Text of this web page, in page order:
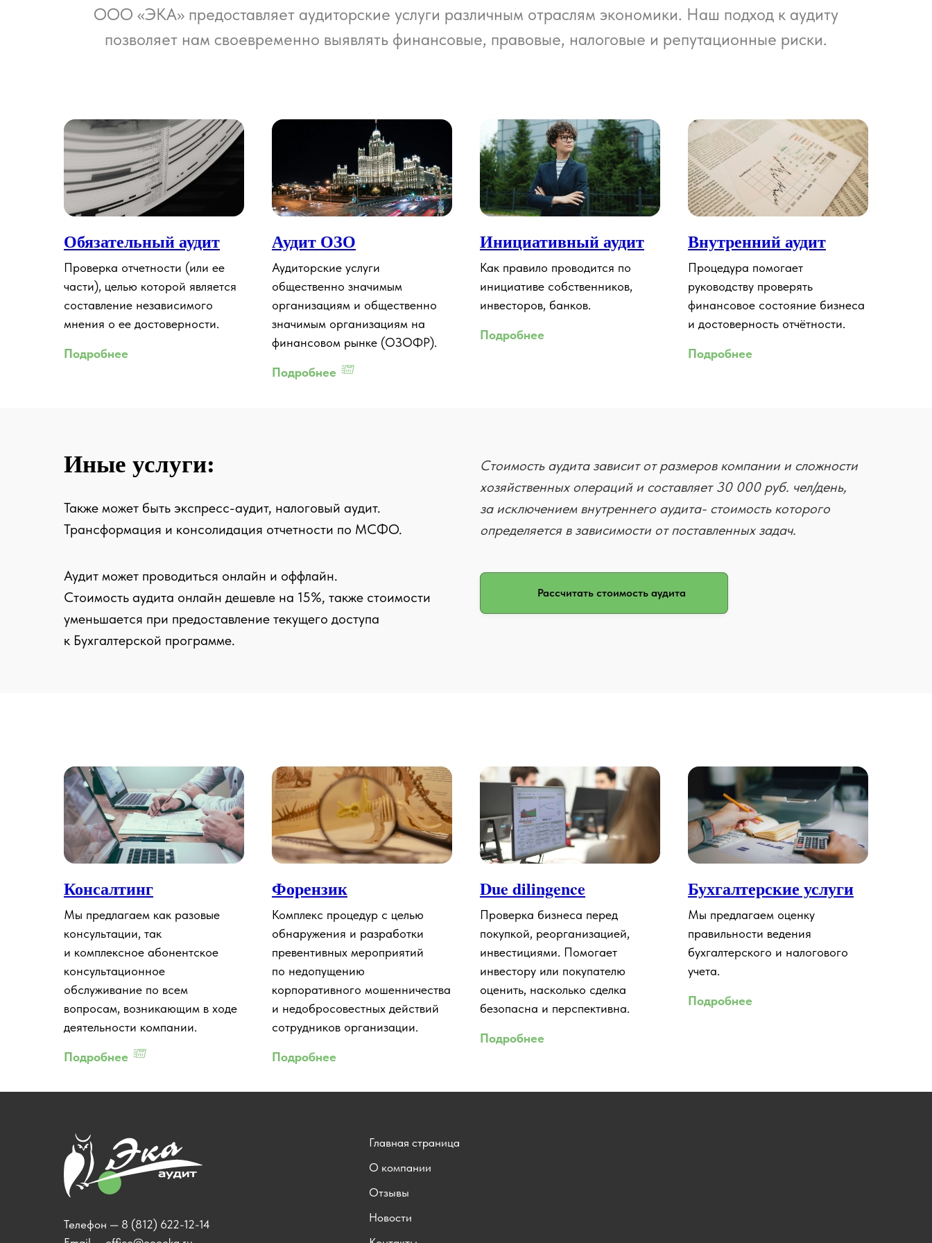
ООО «ЭКА» предоставляет аудиторские услуги различным отраслям экономики. Наш подход к аудиту
позволяет нам своевременно выявлять финансовые, правовые, налоговые и репутационные риски.
Обязательный аудит
Проверка отчетности (или ее
части), целью которой является
составление независимого
мнения о ее достоверности.
Подробнее
Аудит ОЗО
Аудиторские услуги
общественно значимым
организациям и общественно
значимым организациям на
финансовом рынке (ОЗОФР).
Подробнее
Инициативный аудит
Как правило проводится по
инициативе собственников,
инвесторов, банков.
Подробнее
Внутренний аудит
Процедура помогает
руководству проверять
финансовое состояние бизнеса
и достоверность отчётности.
Подробнее
Иные услуги:
Также может быть экспресс-аудит, налоговый аудит.
Трансформация и консолидация отчетности по МСФО.
Стоимость аудита зависит от размеров компании и сложности
хозяйственных операций и составляет 30 000 руб. чел/день,
за исключением внутреннего аудита- стоимость которого
определяется в зависимости от поставленных задач.
Аудит может проводиться онлайн и оффлайн.
Стоимость аудита онлайн дешевле на 15%, также стоимости
уменьшается при предоставление текущего доступа
к Бухгалтерской программе.
Рассчитать стоимость аудита
Консалтинг
Мы предлагаем как разовые
консультации, так
и комплексное абонентское
консультационное
обслуживание по всем
вопросам, возникающим в ходе
деятельности компании.
Подробнее
Форензик
Комплекс процедур с целью
обнаружения и разработки
превентивных мероприятий
по недопущению
корпоративного мошенничества
и недобросовестных действий
сотрудников организации.
Подробнее
Due dilingence
Проверка бизнеса перед
покупкой, реорганизацией,
инвестициями. Помогает
инвестору или покупателю
оценить, насколько сделка
безопасна и перспективна.
Подробнее
Бухгалтерские услуги
Мы предлагаем оценку
правильности ведения
бухгалтерского и налогового
учета.
Подробнее
Телефон — 8 (812) 622-12-14
Главная страница
О компании
Отзывы
Новости